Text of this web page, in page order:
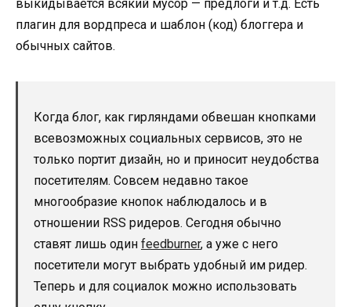
выкидывается всякий мусор — предлоги и т.д. Есть
плагин для вордпреса и шаблон (код) блоггера и
обычных сайтов.
Когда блог, как гирляндами обвешан кнопками
всевозможных социальных сервисов, это не
только портит дизайн, но и приносит неудобства
посетителям. Совсем недавно такое
многообразие кнопок наблюдалось и в
отношении RSS ридеров. Сегодня обычно
ставят лишь один feedburner, а уже с него
посетители могут выбрать удобный им ридер.
Теперь и для социалок можно использовать